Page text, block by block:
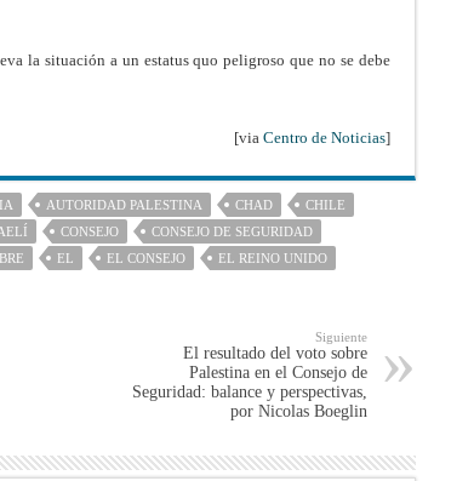
la situación a un estatus quo peligroso que no se debe
[via Centro de Noticias]
AUTORIDAD PALESTINA CHAD
CHILE
CONSEJO
CONSEJO DE SEGURIDAD
EL EL CONSEJO
EL REINO UNIDO
Siguiente
El resultado del voto sobre
Palestina en el Consejo de
Seguridad: balance y perspectivas,
por Nicolas Boeglin